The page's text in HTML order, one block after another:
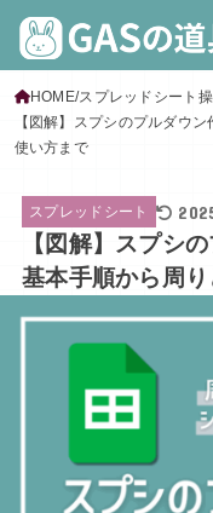
HOME スプレッドシート
【図解】スプシのプルダウ
使い方まで
スプレッドシート
【図解】スプシ
基本手順から周